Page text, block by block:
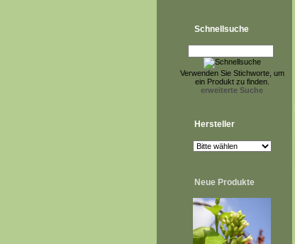
Schnellsuche
Verwenden Sie Stichworte, um
ein Produkt zu finden.
erweiterte Suche
Hersteller
Neue Produkte